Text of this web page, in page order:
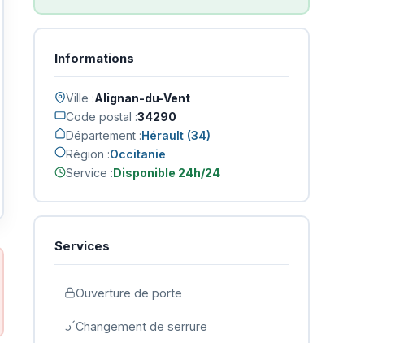
Informations
Ville :Alignan-du-Vent
Code postal :34290
Département :Hérault (34)
Région :Occitanie
Service :Disponible 24h/24
Services
Ouverture de porte
Changement de serrure